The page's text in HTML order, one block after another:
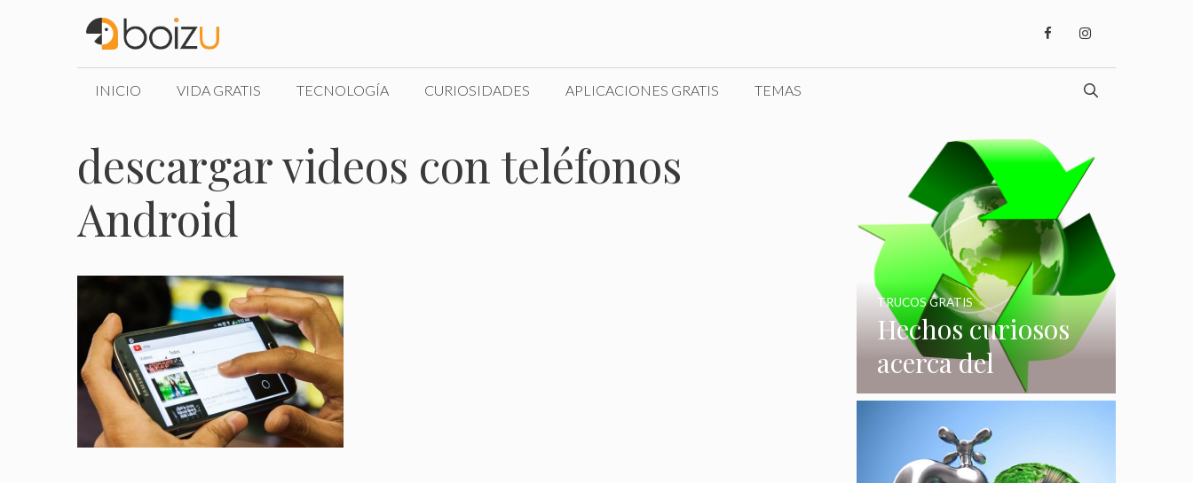
INICIO VIDA GRATIS TECNOLOGÍA CURIOSIDADES APLICACIONES GRATIS TEMAS
descargar videos con teléfonos
Android
Hechos curiosos
acerca del
reciclaje que
quizás no
conocías
TRUCOS GRATIS